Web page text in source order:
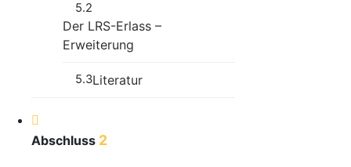
5.2
Der LRS-Erlass –
Erweiterung
5.3Literatur
Abschluss 2